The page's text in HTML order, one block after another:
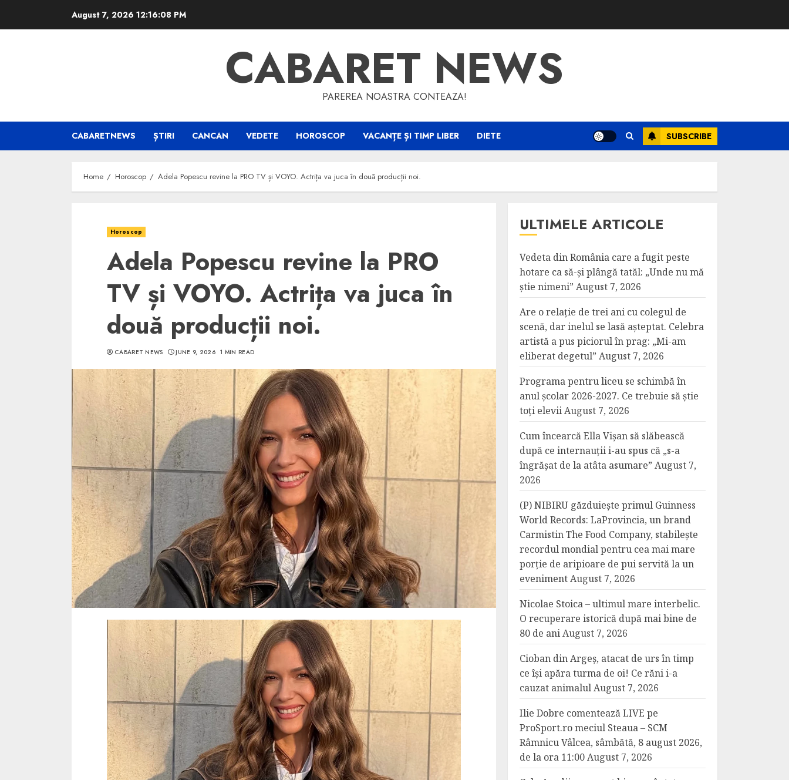
August 7, 2026 12:16:08 PM
CABARET NEWS
PAREREA NOASTRA CONTEAZA!
CABARETNEWS ȘTIRI CANCAN VEDETE HOROSCOP VACANȚE ȘI TIMP LIBER DIETE SUBSCRIBE
Home Horoscop Adela Popescu revine la PRO TV și VOYO. Actrița va juca în două producții noi.
Horoscop
Adela Popescu revine la PRO
TV și VOYO. Actrița va juca în
două producții noi.
CABARET NEWS JUNE 9, 2026 1 MIN READ
ULTIMELE ARTICOLE
Vedeta din România care a fugit peste
hotare ca să-și plângă tatăl: „Unde nu mă
știe nimeni” August 7, 2026
Are o relație de trei ani cu colegul de
scenă, dar inelul se lasă așteptat. Celebra
artistă a pus piciorul în prag: „Mi-am
eliberat degetul” August 7, 2026
Programa pentru liceu se schimbă în
anul școlar 2026-2027. Ce trebuie să știe
toți eleviiAugust 7, 2026
Cum încearcă Ella Vișan să slăbească
după ce internauții i-au spus că „s-a
îngrășat de la atâta asumare” August 7,
2026
(P) NIBIRU găzduiește primul Guinness
World Records: LaProvincia, un brand
Carmistin The Food Company, stabilește
recordul mondial pentru cea mai mare
porție de aripioare de pui servită la un
evenimentAugust 7, 2026
Nicolae Stoica – ultimul mare interbelic.
O recuperare istorică după mai bine de
80 de aniAugust 7, 2026
Cioban din Argeș, atacat de urs în timp
ce își apăra turma de oi! Ce răni i-a
cauzat animalulAugust 7, 2026
Ilie Dobre comentează LIVE pe
ProSport.ro meciul Steaua – SCM
Râmnicu Vâlcea, sâmbătă, 8 august 2026,
de la ora 11:00August 7, 2026